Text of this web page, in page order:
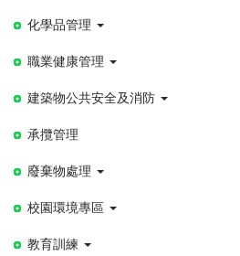
化學品管理
職業健康管理
建築物公共安全及消防
承攬管理
廢棄物處理
校園環境專區
教育訓練